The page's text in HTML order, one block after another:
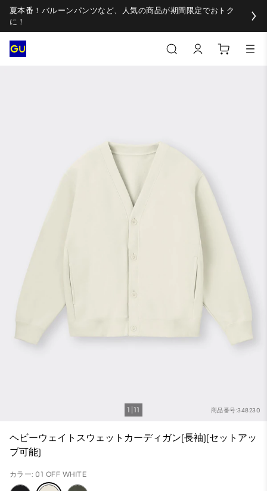
夏本番！バルーンパンツなど、人気の商品が期間限定でおトク
に！
商品番号:348230
1 11
ヘビーウェイトスウェットカーディガン(長袖)(セットアッ
プ可能)
カラー: 01 OFF WHITE